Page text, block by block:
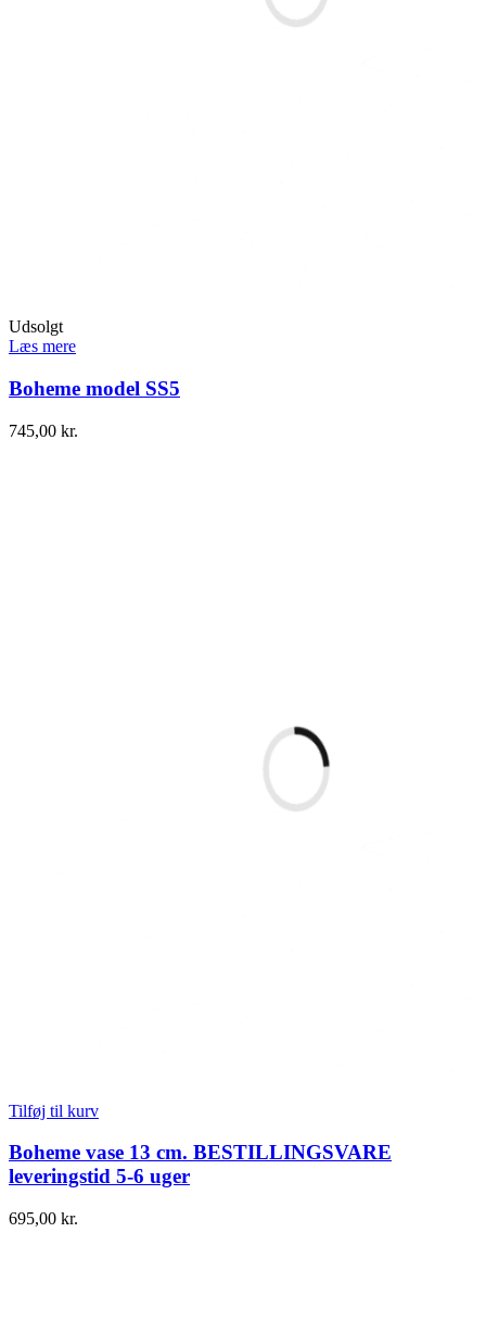
Udsolgt
Læs mere
Boheme model SS5
745,00 kr.
Tilføj til kurv
Boheme vase 13 cm. BESTILLINGSVARE
leveringstid 5-6 uger
695,00 kr.